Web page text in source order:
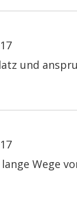
und
Wege